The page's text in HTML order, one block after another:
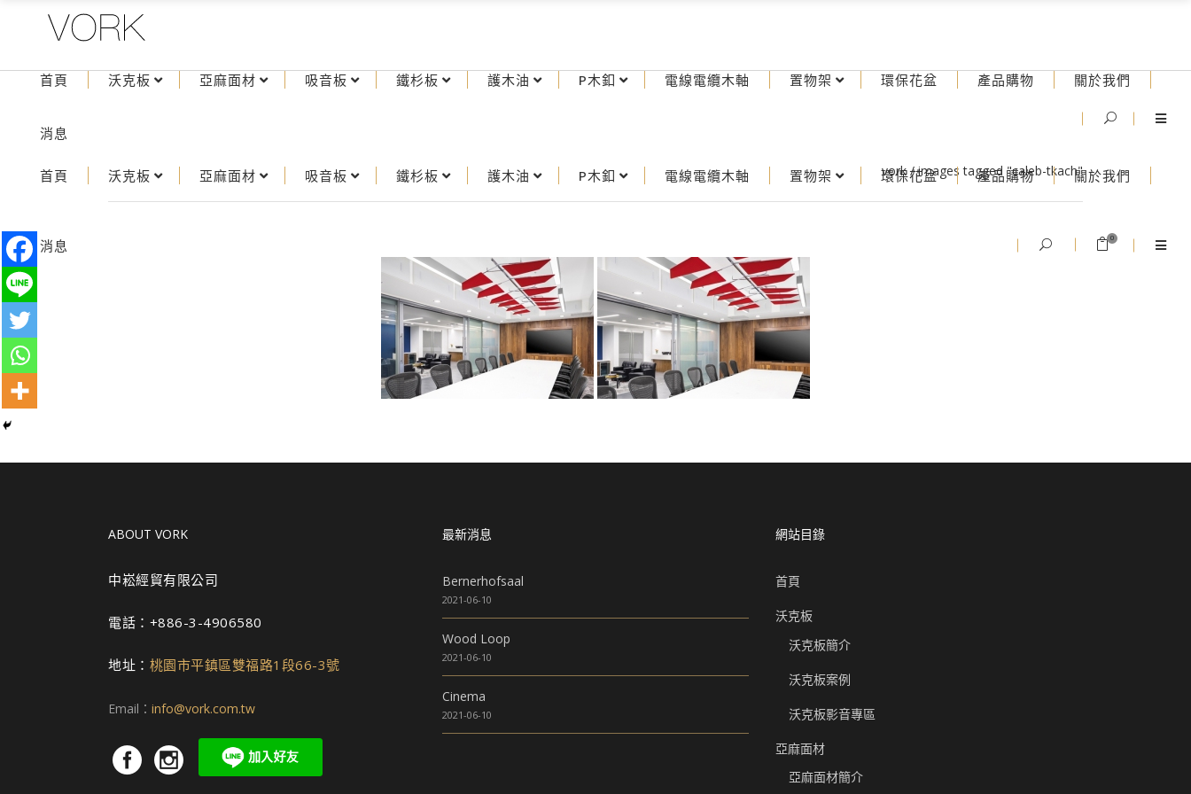
首頁 沃克板 亞麻面材 吸音板 鐵杉板 護木油 P木釦 電線電纜木軸 置物架 環保花盆 產品購物 關於我們
消息 0
首頁 沃克板 亞麻面材 吸音板 鐵杉板 護木油 P木釦 電線電纜木軸 置物架 環保花盆 產品購物 關於我們
消息
vork/images tagged "caleb-tkach"
ABOUT VORK
中崧經貿有限公司
電話：+886-3-4906580
地址： 桃園市平鎮區雙福路1段66-3號
Email： info@vork.com.tw
最新消息
Bernerhofsaal
2021-06-10
Wood Loop
2021-06-10
Cinema
2021-06-10
網站目錄
首頁
沃克板
沃克板簡介
沃克板案例
沃克板影音專區
亞麻面材
亞麻面材簡介